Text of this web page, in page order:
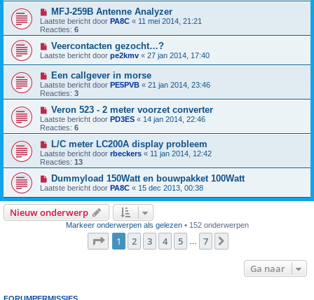
MFJ-259B Antenne Analyzer
Laatste bericht door PA8C « 11 mei 2014, 21:21
Reacties: 6
Veercontacten gezocht…?
Laatste bericht door pe2kmv « 27 jan 2014, 17:40
Een callgever in morse
Laatste bericht door PE5PVB « 21 jan 2014, 23:46
Reacties: 3
Veron 523 - 2 meter voorzet converter
Laatste bericht door PD3ES « 14 jan 2014, 22:46
Reacties: 6
L/C meter LC200A display probleem
Laatste bericht door rbeckers « 11 jan 2014, 12:42
Reacties: 13
Dummyload 150Watt en bouwpakket 100Watt
Laatste bericht door PA8C « 15 dec 2013, 00:38
Nieuw onderwerp
Markeer onderwerpen als gelezen• 152 onderwerpen
Pagina van 7
1 2 3 4 5 7
Ga naar